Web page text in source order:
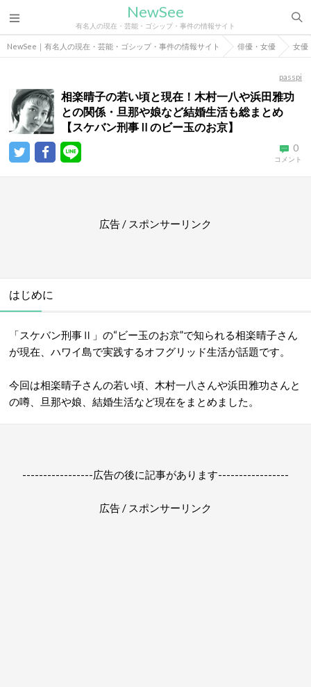
NewSee
有名人の現在・芸能・ゴシップ・事件の情報サイト
NewSee｜有名人の現在・芸能・ゴシップ・事件の情報サイト 俳優・女優 女優
passpi
相楽晴子の若い頃と現在！木村一八や浜田雅功
との関係・旦那や娘など結婚生活も総まとめ
【スケバン刑事Ⅱのビー玉のお京】
0
コメント
広告 / スポンサーリンク
はじめに
「スケバン刑事Ⅱ」の“ビー玉のお京”で知られる相楽晴子さん
が現在、ハワイ島で実践するオフグリッド生活が話題です。
今回は相楽晴子さんの若い頃、木村一八さんや浜田雅功さんと
の噂、旦那や娘、結婚生活など現在をまとめました。
-----------------広告の後に記事があります-----------------
広告 / スポンサーリンク